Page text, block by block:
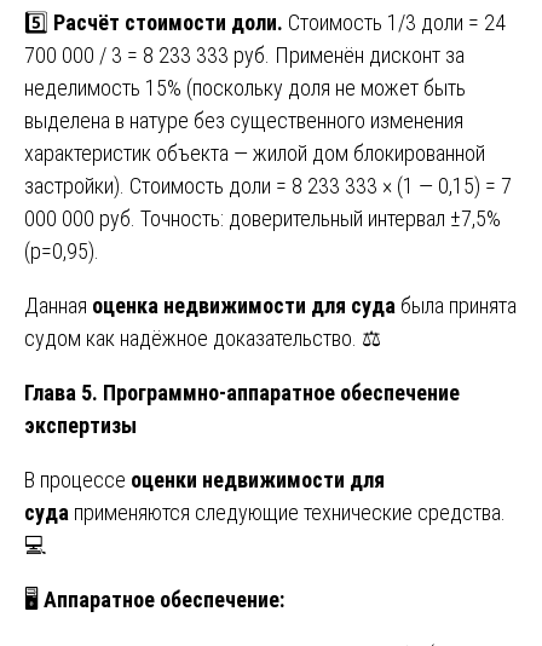
5️⃣ Расчёт стоимости доли. Стоимость 1/3 доли = 24
700 000 / 3 = 8 233 333 руб. Применён дисконт за
неделимость 15% (поскольку доля не может быть
выделена в натуре без существенного изменения
характеристик объекта — жилой дом блокированной
застройки). Стоимость доли = 8 233 333 × (1 — 0,15) = 7
000 000 руб. Точность: доверительный интервал ±7,5%
(p=0,95).
Данная оценка недвижимости для суда была принята
судом как надёжное доказательство. ⚖️
Глава 5. Программно-аппаратное обеспечение
экспертизы
В процессе оценки недвижимости для
суда применяются следующие технические средства.
💻
🖥️ Аппаратное обеспечение: